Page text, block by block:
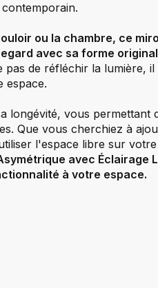
ou la chambre, ce
avec sa forme
pas de réfléchir la lumière,
espace.
longévité, vous permettant
Que vous cherchiez à
l'espace libre sur
avec Éclairage
à votre espace.